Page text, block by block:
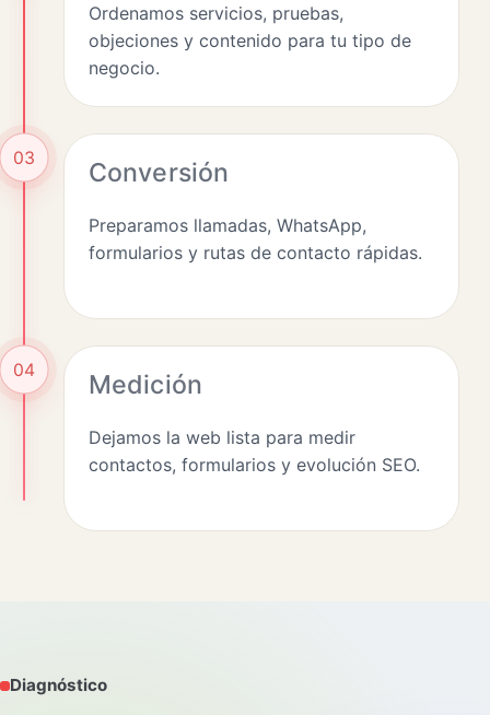
Ordenamos servicios, pruebas,
objeciones y contenido para tu tipo de
negocio.
03 Conversión
Preparamos llamadas, WhatsApp,
formularios y rutas de contacto rápidas.
04 Medición
Dejamos la web lista para medir
contactos, formularios y evolución SEO.
Diagnóstico